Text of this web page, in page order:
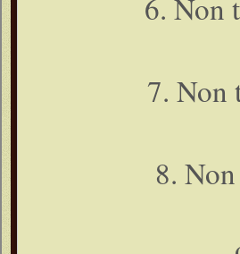
6. Non
7. Non
8.